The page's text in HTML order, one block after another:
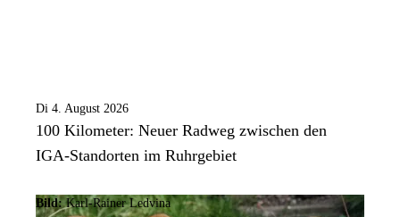
Di 4. August 2026
100 Kilometer: Neuer Radweg zwischen den
IGA-Standorten im Ruhrgebiet
Bild: Karl-Rainer Ledvina